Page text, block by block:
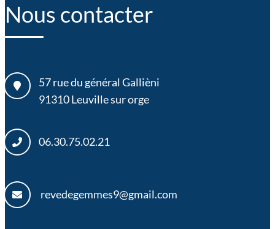
Nous contacter
57 rue du général Gallièni
91310Leuville sur orge
06.30.75.02.21
revedegemmes9@gmail.com